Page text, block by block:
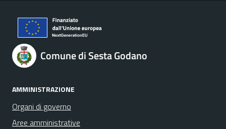
Comune di Sesta Godano
AMMINISTRAZIONE
Organi di governo
Aree amministrative